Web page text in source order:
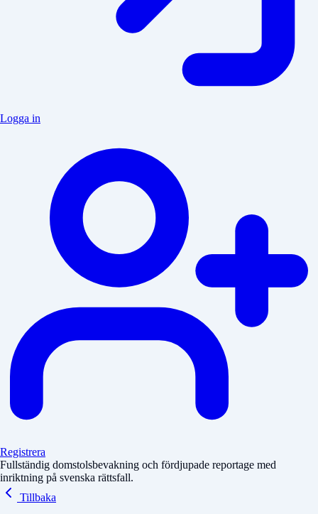
Logga in
Registrera
Fullständig domstolsbevakning och fördjupade reportage med
inriktning på svenska rättsfall.
Tillbaka